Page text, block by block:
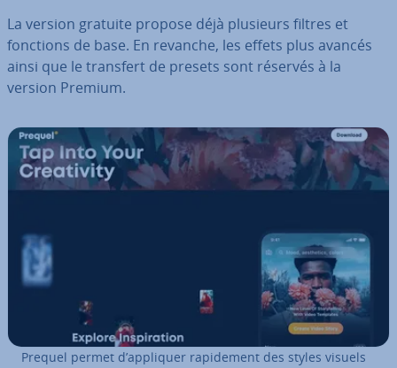
La version gratuite propose déjà plusieurs filtres et
fonctions de base. En revanche, les effets plus avancés
ainsi que le transfert de presets sont réservés à la
version Premium.
Prequel permet d’appliquer ra­pi­de­ment des styles visuels